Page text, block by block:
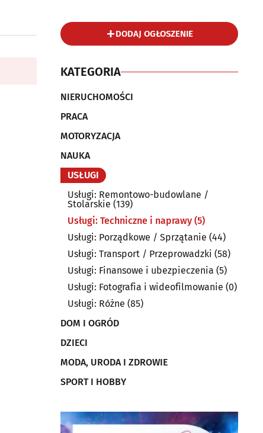
DODAJ OGŁOSZENIE
KATEGORIA
NIERUCHOMOŚCI
PRACA
MOTORYZACJA
NAUKA
USŁUGI
Usługi: Remontowo-budowlane /
Stolarskie (139)
Usługi: Techniczne i naprawy (5)
Usługi: Porządkowe / Sprzątanie (44)
Usługi: Transport / Przeprowadzki (58)
Usługi: Finansowe i ubezpieczenia (5)
Usługi: Fotografia i wideofilmowanie (0)
Usługi: Różne (85)
DOM I OGRÓD
DZIECI
MODA, URODA I ZDROWIE
SPORT I HOBBY